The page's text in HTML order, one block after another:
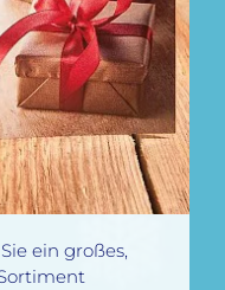
ein großes,